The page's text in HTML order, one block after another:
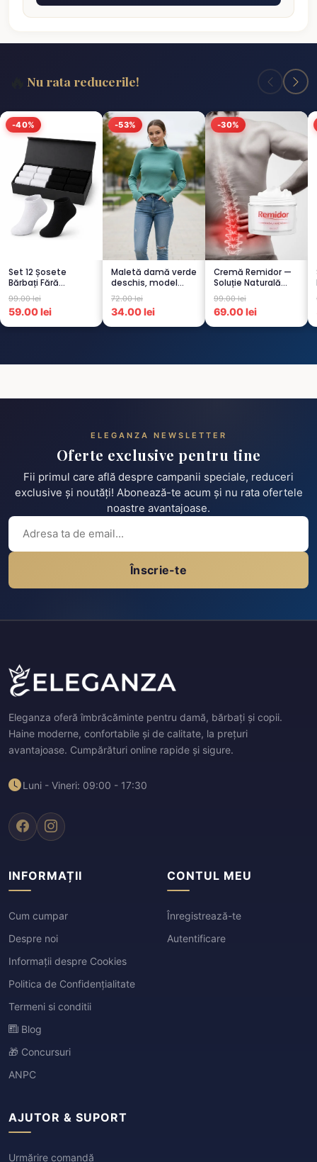
Nu rata reducerile!
-40%
Set 12 Șosete
Bărbați Fără
Cusături – 6 Albe +
6 Negre...
99.00 lei
59.00 lei
-53%
Maletă damă verde
deschis, model
raiat
72.00 lei
34.00 lei
-30%
Cremă Remidor —
Soluție Naturală
pentru Dureri de
Spate...
99.00 lei
69.00 lei
ELEGANZA NEWSLETTER
Oferte exclusive pentru tine
Fii primul care află despre campanii speciale, reduceri
exclusive și noutăți! Abonează-te acum și nu rata ofertele
noastre avantajoase.
Înscrie-te
Eleganza oferă îmbrăcăminte pentru damă, bărbați și copii.
Haine moderne, confortabile și de calitate, la prețuri
avantajoase. Cumpărături online rapide și sigure.
Luni - Vineri: 09:00 - 17:30
INFORMAȚII
Cum cumpar
Despre noi
Informații despre Cookies
Politica de Confidențialitate
Termeni si conditii
Blog
🎁 Concursuri
ANPC
CONTUL MEU
Înregistrează-te
Autentificare
AJUTOR & SUPORT
Urmărire comandă